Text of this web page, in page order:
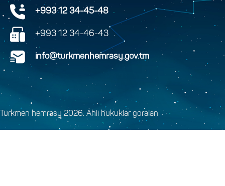
+993 12 34-45-48
+993 12 34-46-43
info@turkmenhemrasy.gov.tm
Türkmen hemrasy 2026. Ähli hukuklar goralan